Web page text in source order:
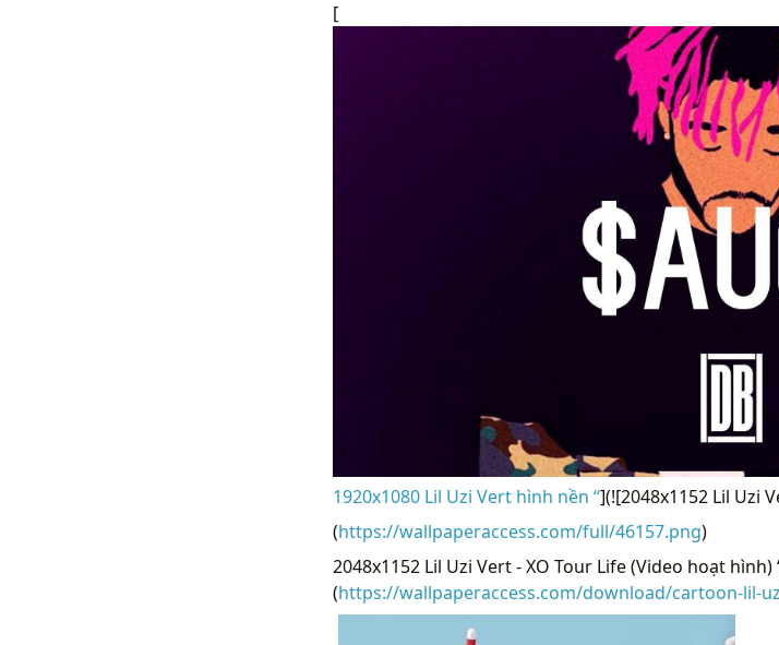
[
1920x1080 Lil Uzi Vert hình nền “](![2048x1152 Lil Uzi
(https://wallpaperaccess.com/full/46157.png)
2048x1152 Lil Uzi Vert - XO Tour Life (Video hoạt hình)
(https://wallpaperaccess.com/download/cartoon-lil-